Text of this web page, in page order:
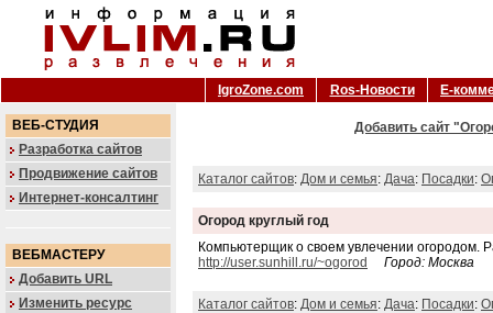
IgroZone.com Ros-Новости Е-
ВЕБ-СТУДИЯ
Разработка сайтов
Продвижение сайтов
Интернет-консалтинг
ВЕБМАСТЕРУ
Добавить URL
Изменить ресурс
Добавить сайт
Каталог сайтов: Дом и семья: Дача: Посадки:
Огород круглый год
Компьютерщик о своем увлечении огородом.
http://user.sunhill.ru/~ogorod
Город: Москва
Каталог сайтов: Дом и семья: Дача: Посадки: